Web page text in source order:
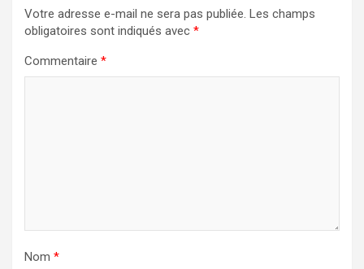
Votre adresse e-mail ne sera pas publiée. Les champs
obligatoires sont indiqués avec *
Commentaire *
Nom *